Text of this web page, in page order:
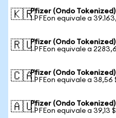
🇰🇷Pfizer (Ondo
1 PFEon equivale a
🇷🇺Pfizer (Ondo
1 PFEon equivale a
🇨🇦Pfizer (Ondo
1 PFEon equivale a 38,56
🇦🇺Pfizer (Ondo
1 PFEon equivale a 39,13 $